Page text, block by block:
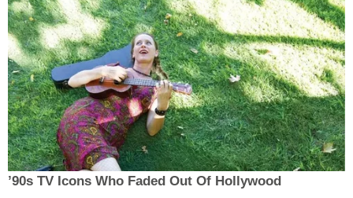
’90s TV Icons Who Faded Out Of Hollywood